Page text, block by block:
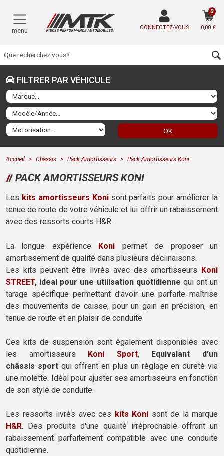
menu CONNECTEZ-VOUS 0,00 €
0
FILTRER PAR VÉHICULE
OK
Accueil Chassis Pack Amortisseurs Pack Amortisseurs Koni
PACK AMORTISSEURS KONI
Les kits amortisseurs Konisont parfaits pour améliorer la
tenue de route de votre véhicule et lui offrir un rabaissement
avec des ressorts courts H&R.
La longue expérience Koni permet de proposer un
amortissement de qualité dans plusieurs déclinaisons.
Les kits peuvent être livrés avec des amortisseurs
Koni
STREET, ideal pour une utilisation quotidienne qui ont un
tarage spécifique permettant d'avoir une parfaite maîtrise
des mouvements de caisse, pour un gain en précision, en
tenue de route et en plaisir de conduite.
Ces kits de suspension sont également disponibles avec
les amortisseurs
Koni Sport,
Equivalant d'un
châssis sportqui offrent en plus un réglage en dureté via
une molette. Idéal pour ajuster ses amortisseurs en fonction
de son style de conduite.
Les ressorts livrés avec ces kits Koni sont de la marque
H&R. Des produits d'une qualité irréprochable offrant un
rabaissement parfaitement compatible avec une conduite
quotidienne.